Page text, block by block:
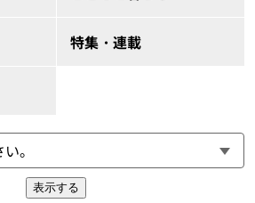
特集・連載
表示する